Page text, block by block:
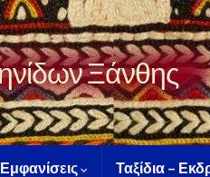
Ξάνθης
Ταξίδια –